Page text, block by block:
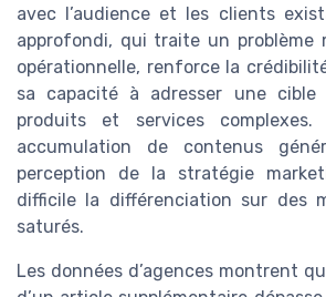
avec l’audience et les clients
approfondi, qui traite un problème
opérationnelle, renforce la
sa capacité à adresser une cible
produits et services complexes.
accumulation de contenus
perception de la stratégie
difficile la différenciation sur des
saturés.
Les données d’agences montrent